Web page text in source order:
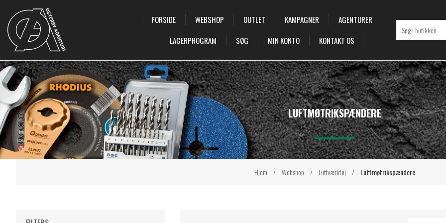
FORSIDE WEBSHOP OUTLET KAMPAGNER
AGENTURER
LAGERPROGRAM
SØG MIN KONTO KONTAKT OS
Hjem / Webshop / Luftværktøj / Luftmøtrikspændere
LUFTMØTRIKSPÆNDERE